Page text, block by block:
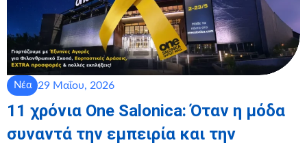
Νέα 29 Μαΐου, 2026
11 χρόνια One Salonica: Όταν η μόδα
συναντά την εμπειρία και την